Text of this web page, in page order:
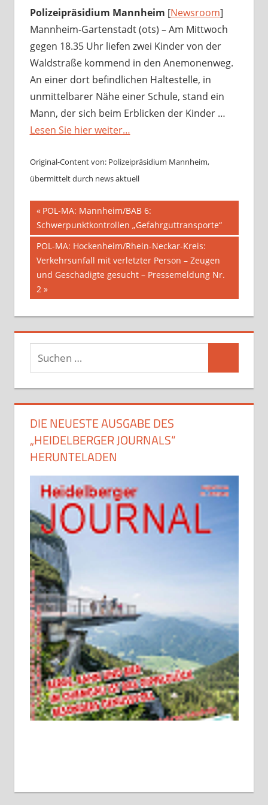
Polizeipräsidium Mannheim [Newsroom]
Mannheim-Gartenstadt (ots) – Am Mittwoch
gegen 18.35 Uhr liefen zwei Kinder von der
Waldstraße kommend in den Anemonenweg.
An einer dort befindlichen Haltestelle, in
unmittelbarer Nähe einer Schule, stand ein
Mann, der sich beim Erblicken der Kinder …
Lesen Sie hier weiter…
Original-Content von: Polizeipräsidium Mannheim,
übermittelt durch news aktuell
Beitragsnavigation
Vorheriger
Beitrag:
POL-MA: Mannheim/BAB 6:
Schwerpunktkontrollen „Gefahrguttransporte“
Nächster
Beitrag:
POL-MA: Hockenheim/Rhein-Neckar-Kreis:
Verkehrsunfall mit verletzter Person – Zeugen
und Geschädigte gesucht – Pressemeldung Nr.
2
Suchen
nach:
DIE NEUESTE AUSGABE DES
„HEIDELBERGER JOURNALS“
HERUNTELADEN